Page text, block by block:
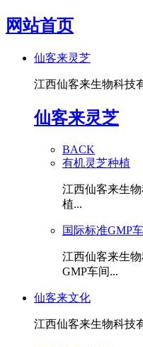
网站首页
仙客来灵芝
江西仙客来生物科技
仙客来灵芝
BACK
有机灵芝种植
江西仙客来生
植...
国际标准GMP
江西仙客来生
GMP车间...
仙客来文化
江西仙客来生物科技